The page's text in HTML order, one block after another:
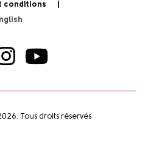
conditions
Tous droits réservés